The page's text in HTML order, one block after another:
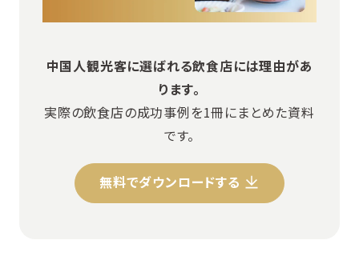
中国人観光客に選ばれる飲食店には理由があ
ります。
実際の飲食店の成功事例を1冊にまとめた資料
です。
無料でダウンロードする